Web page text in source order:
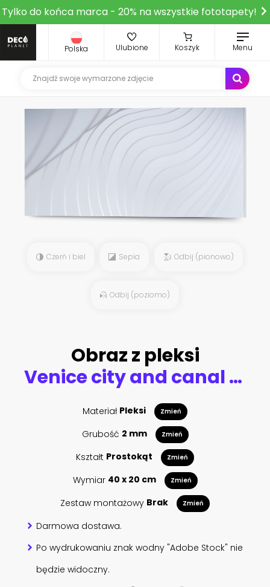
Tylko do końca marca - 20% na wszystkie fototapety!
Polska Ulubione Koszyk Menu
Czerń i biel Sepia Odbij (pionowo)
Odbij (poziomo)
Obraz z pleksi
Venice city and canal with sunrise view panorama
Materiał Pleksi Zmień
Grubość 2 mm Zmień
Kształt Prostokąt Zmień
Wymiar 40 x 20 cm Zmień
Zestaw montażowy Brak Zmień
Darmowa dostawa.
Po wydrukowaniu znak wodny "Adobe Stock" nie
będzie widoczny.